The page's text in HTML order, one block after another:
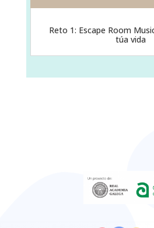
Reto 1: Escape Room
túa vida